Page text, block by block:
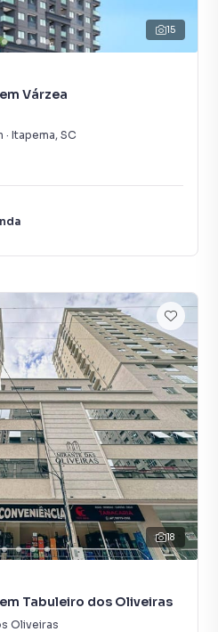
15
Várzea
· Itapema, SC
18
Tabuleiro dos Oliveiras
Oliveiras